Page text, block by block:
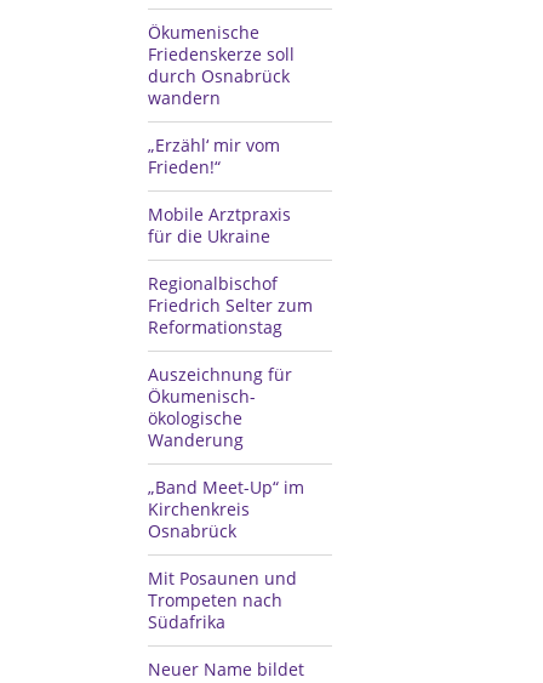
Ökumenische
Friedenskerze soll
durch Osnabrück
wandern
„Erzähl‘ mir vom
Frieden!“
Mobile Arztpraxis
für die Ukraine
Regionalbischof
Friedrich Selter zum
Reformationstag
Auszeichnung für
Ökumenisch-
ökologische
Wanderung
„Band Meet-Up“ im
Kirchenkreis
Osnabrück
Mit Posaunen und
Trompeten nach
Südafrika
Neuer Name bildet